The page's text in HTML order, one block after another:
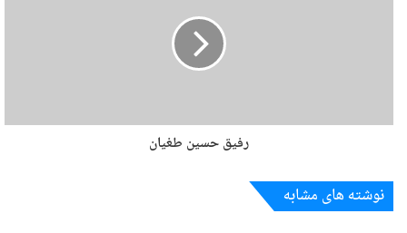
رفیق حسین طغیان
نوشته های مشابه